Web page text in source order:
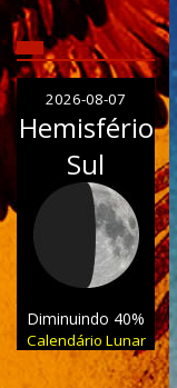
2026-08-07
Hemisfério
Sul
Diminuindo 40%
Calendário Lunar